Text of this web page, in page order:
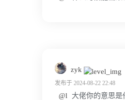
zyk
发布于 2024-08-22 22:48
@l
大佬你的意思是